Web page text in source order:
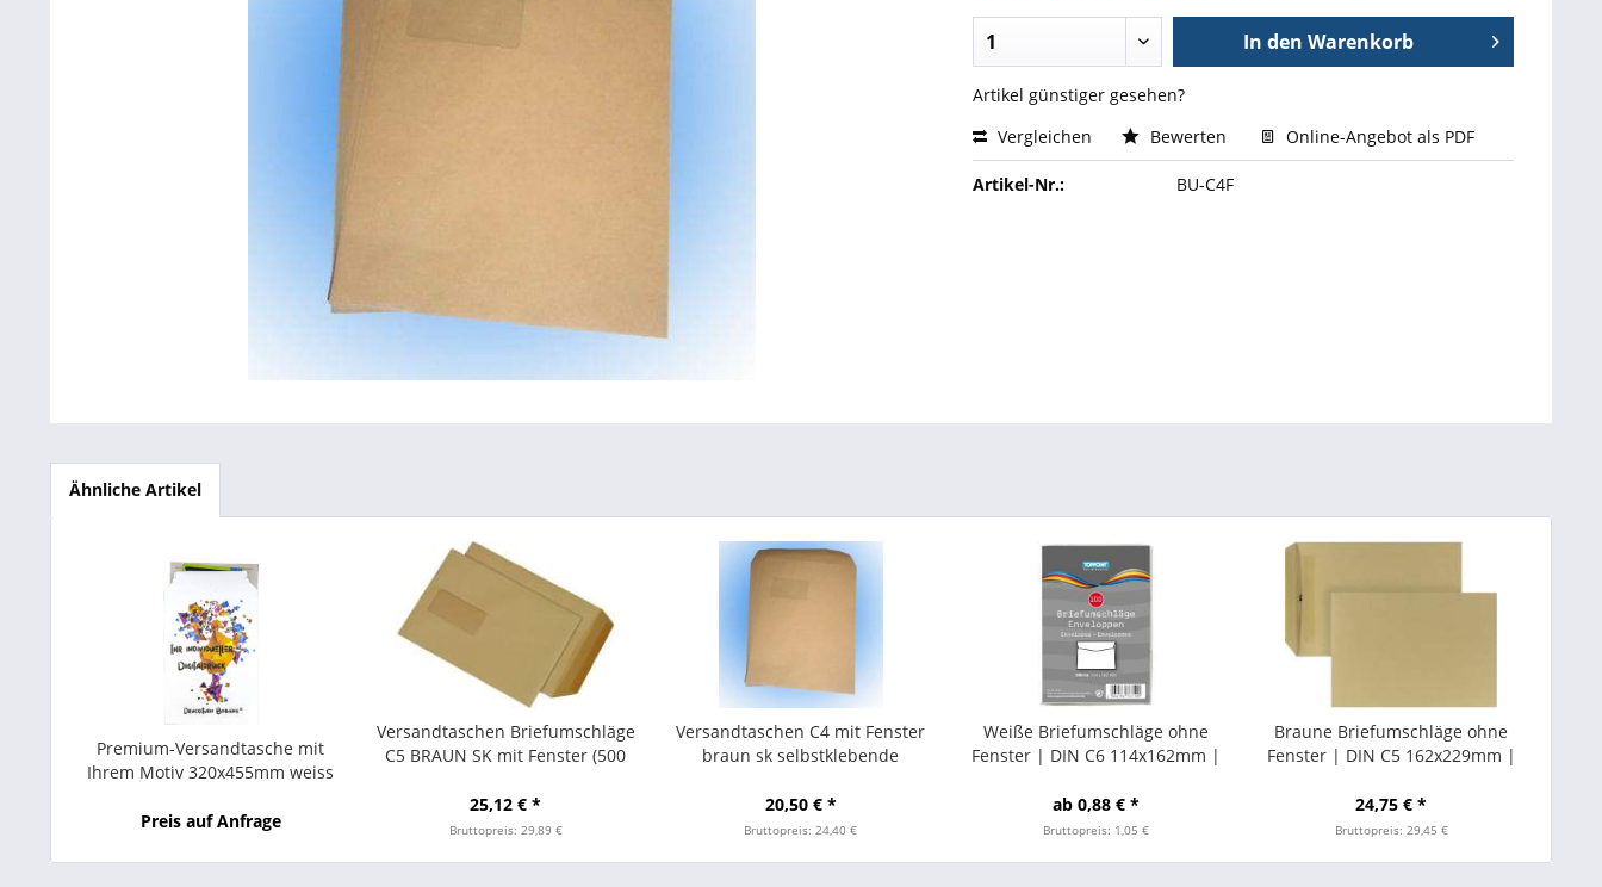
Betriebsausstattung & Lagerausstattung
Tragetaschen & Geschenkverpackungen
In den Warenkorb
Artikel günstiger gesehen?
Vergleichen
Bewerten Online-Angebot als PDF
Artikel-Nr.: BU-C4F
Ähnliche Artikel
Premium-Versandtasche mit
Ihrem Motiv 320x455mm weiss
Preis auf Anfrage
Versandtaschen Briefumschläge
C5 BRAUN SK mit Fenster (500
25,12 € *
Bruttopreis: 29,89 €
Versandtaschen C4 mit Fenster
braun sk selbstklebende
20,50 € *
Bruttopreis: 24,40 €
Weiße Briefumschläge ohne
Fenster | DIN C6 114x162mm |
ab 0,88 € *
Bruttopreis: 1,05 €
Braune Briefumschläge ohne
Fenster | DIN C5 162x229mm |
24,75 € *
Bruttopreis: 29,45 €